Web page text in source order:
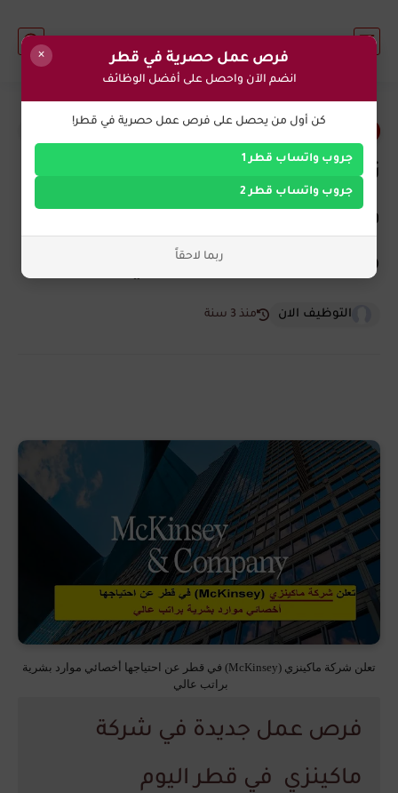
فرص عمل في قطر
تعلن شركة ماكينزي (McKinsey)
في قطر عن احتياجها أخصائي
موارد بشرية براتب عالي
التوظيف الان منذ 3 سنة
تعلن شركة ماكينزي (McKinsey) في قطر عن احتياجها أخصائي موارد بشرية
براتب عالي
فرص عمل جديدة في شركة
ماكينزي في قطر اليوم
× فرص عمل حصرية في قطر
انضم الآن واحصل على أفضل الوظائف
كن أول من يحصل على فرص عمل حصرية في قطر!
جروب واتساب قطر 1
جروب واتساب قطر 2
ربما لاحقاً